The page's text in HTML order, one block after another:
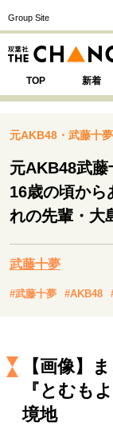
Group Site
TOP 新着
SPECIAL 注目の記
運命を変えた出会
表現者の葛藤
キャリア・働き方
セカンドキャリ
大人の学び直し
元AKB48・武藤十
元AKB48武
16歳の頃から
れの先輩・大
武藤十夢
#武藤十夢 #AKB48
【画像】
『とむも
境地